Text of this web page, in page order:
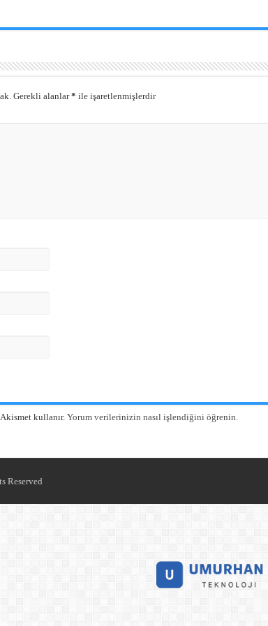
Gerekli alanlar* ile işaretlenmişlerdir
kullanır. Yorum verilerinizin nasıl işlendiğini öğrenin.
Reserved